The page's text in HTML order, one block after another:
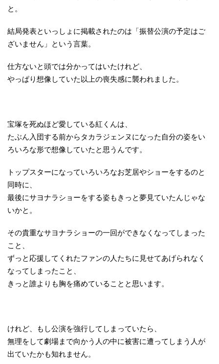
と。
結局発表といっしょに掲載されたのは「振替公演の予定はご
ざいません」という言葉。
仕方ないと頭では分かってはいたけれど、
やっぱり想像していた以上の喪失感に襲われました。
宝塚を死ぬほど愛している紅くんは、
たぶん入団する前からタカラジェンヌになった自分の姿をい
ろいろな形で想像していたと思うんです。
トップスターになっていろいろなお芝居やショーをするのと
同時に、
最後にサヨナラショーをする姿もきっと夢見ていたんじゃな
いかと。
その貴重なサヨナラショーの一回ができなくなってしまった
こと、
ずっと応援してくれたファンの人たちに見せてあげられなく
なってしまったこと、
きっと誰よりも胸を痛めていることと思います。
けれど、もし公演を強行してしまっていたら、
無理をして劇場まで向かう人の中に被害に遭ってしまう人が
出ていたかも知れません。